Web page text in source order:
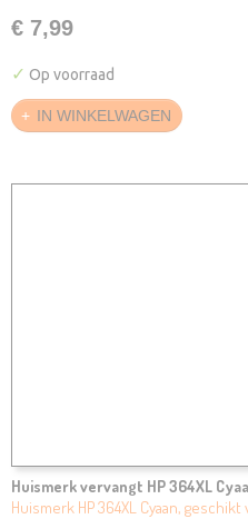
€ 7,99
✓ Op voorraad
IN WINKELWAGEN
Huismerk vervangt HP 364XL
Huismerk HP 364XL Cyaan,